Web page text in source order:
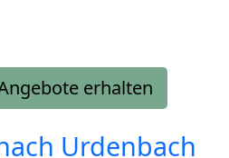
erhalten
Urdenbach